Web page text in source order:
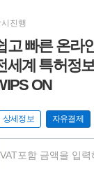
시진행
고 빠른 온라
세계 특허정
ON
상세정보 자유결제
VAT포함 금액을 입